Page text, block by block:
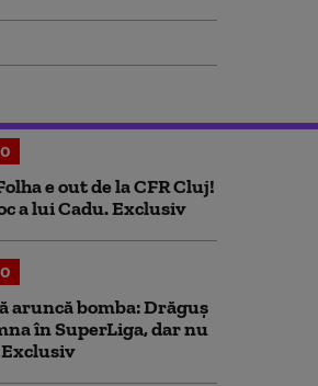
e out de la CFR Cluj!
a lui Cadu. Exclusiv
aruncă bomba: Drăguș
în SuperLiga, dar nu
Exclusiv